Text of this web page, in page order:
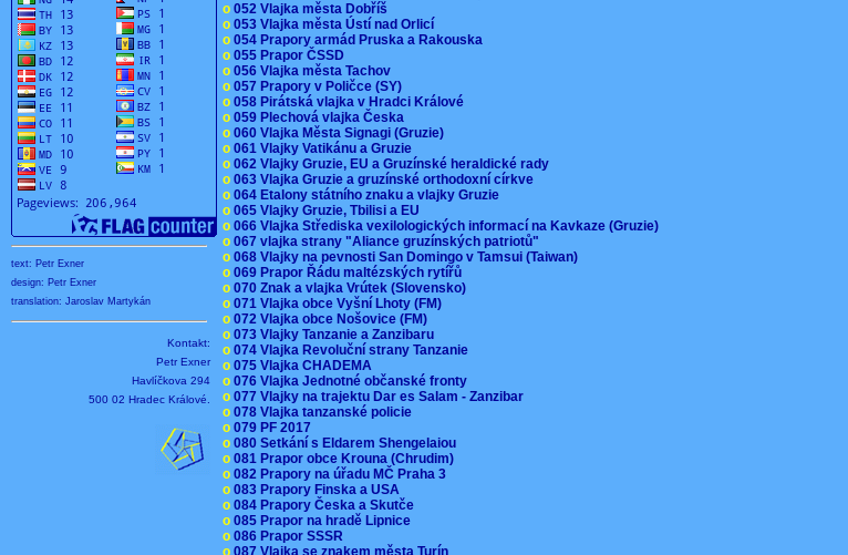
text: Petr Exner
design: Petr Exner
translation: Jaroslav Martykán
Kontakt:
Petr Exner
Havlíčkova 294
500 02 Hradec Králové.
o 052 Vlajka města Dobříš
o 053 Vlajka města Ústí nad Orlicí
o 054 Prapory armád Pruska a Rakouska
o 055 Prapor ČSSD
o 056 Vlajka města Tachov
o 057 Prapory v Poličce (SY)
o 058 Pirátská vlajka v Hradci Králové
o 059 Plechová vlajka Česka
o 060 Vlajka Města Signagi (Gruzie)
o 061 Vlajky Vatikánu a Gruzie
o 062 Vlajky Gruzie, EU a Gruzínské heraldické rady
o 063 Vlajka Gruzie a gruzínské orthodoxní církve
o 064 Etalony státního znaku a vlajky Gruzie
o 065 Vlajky Gruzie, Tbilisi a EU
o 066 Vlajka Střediska vexilologických informací na Kavkaze (Gruzie)
o 067 vlajka strany "Aliance gruzínských patriotů"
o 068 Vlajky na pevnosti San Domingo v Tamsui (Taiwan)
o 069 Prapor Řádu maltézských rytířů
o 070 Znak a vlajka Vrútek (Slovensko)
o 071 Vlajka obce Vyšní Lhoty (FM)
o 072 Vlajka obce Nošovice (FM)
o 073 Vlajky Tanzanie a Zanzibaru
o 074 Vlajka Revoluční strany Tanzanie
o 075 Vlajka CHADEMA
o 076 Vlajka Jednotné občanské fronty
o 077 Vlajky na trajektu Dar es Salam - Zanzibar
o 078 Vlajka tanzanské policie
o 079 PF 2017
o 080 Setkání s Eldarem Shengelaiou
o 081 Prapor obce Krouna (Chrudim)
o 082 Prapory na úřadu MČ Praha 3
o 083 Prapory Finska a USA
o 084 Prapory Česka a Skutče
o 085 Prapor na hradě Lipnice
o 086 Prapor SSSR
o 087 Vlajka se znakem města Turín